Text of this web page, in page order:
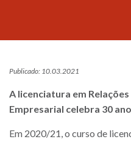
Publicado: 10.03.2021
A licenciatura em
Empresarial celebra 30
Em 2020/21, o curso de